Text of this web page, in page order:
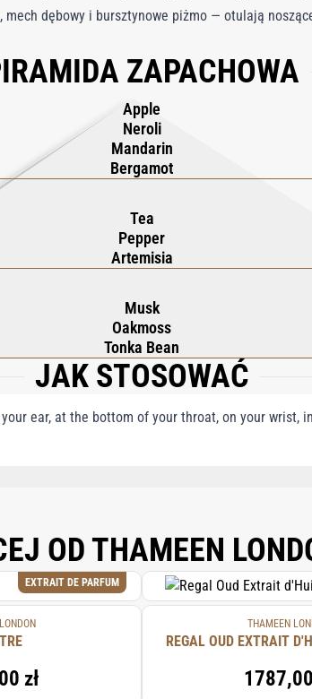
dębowy i bursztynowe piżmo — otulają
de Parfum oddaje czarujący urok Yemengzhu,
ZAPACHOWA
Apple
Neroli
Mandarin
Bergamot
Tea
Pepper
Artemisia
Musk
Oakmoss
Tonka Bean
JAK STOSOWAĆ
ear, at the bottom of your throat, on your wrist,
OD THAMEEN
EXTRAIT DE PARFUM
zł
THAMEEN
REGAL OUD EXTRAIT